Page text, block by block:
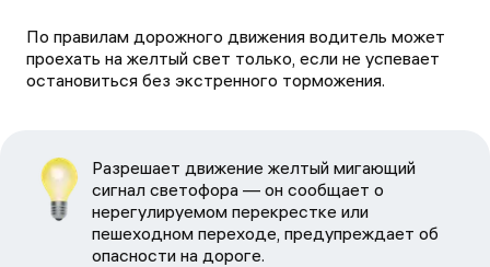
По правилам дорожного движения водитель может
проехать на желтый свет только, если не успевает
остановиться без экстренного торможения.
Разрешает движение желтый мигающий
сигнал светофора — он сообщает о
нерегулируемом перекрестке или
пешеходном переходе, предупреждает об
опасности на дороге.